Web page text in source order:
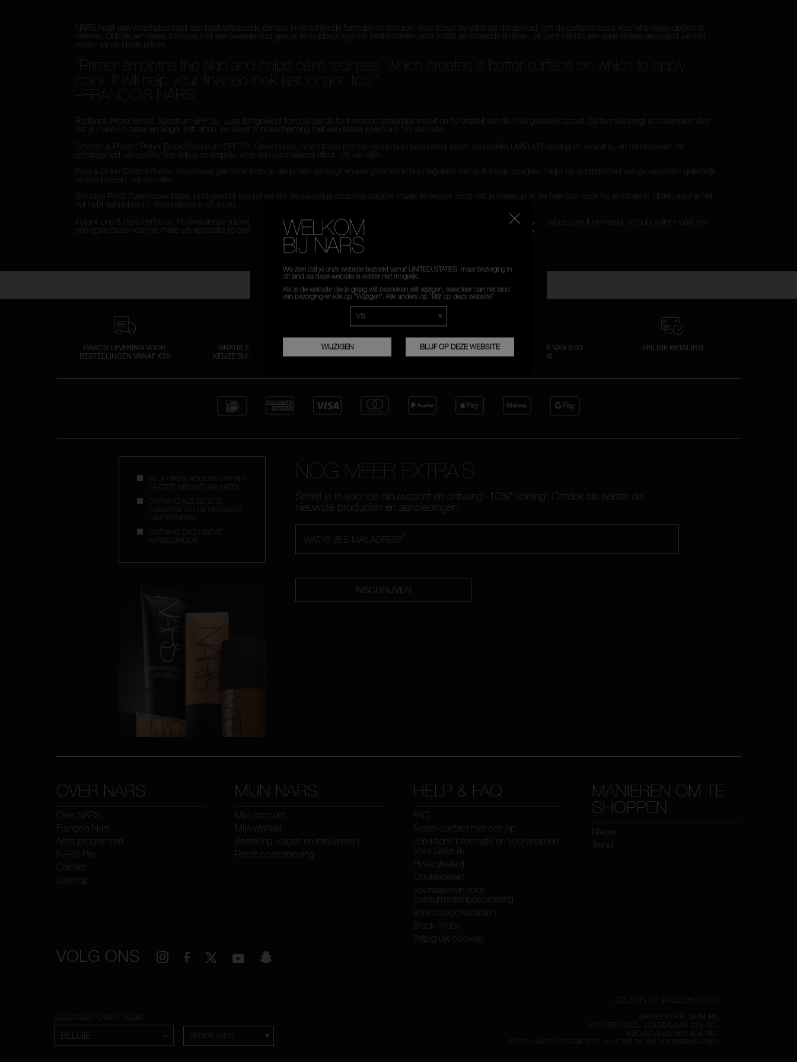
NARS heeft een verscheidenheid aan bestverkopende primers in verschillende formules en texturen, voor zowel de vette als droge huid, om de perfecte basis voor elke make-uplook te
creëren. Ontdek een reeks formules met een tweede huid gevoel en huidverzorgende bestanddelen voor matte en stralende finishes. Je bent slechts een paar klikken verwijderd van het
vinden van je ideale primer.
“Primer smooths the skin and helps calm redness, which creates a better surface on which to apply
color. It will help your finished look last longer, too.”
–FRANÇOIS NARS
Radiance Primer Broad Spectrum SPF 35: Luxe lichtgewicht formule die de teint meteen stralender maakt en de vitaliteit van de huid geleidelijk boost. De formule zorgt er bovendien voor
dat je make-up beter en langer blijft zitten, en bevat zonbescherming met een breed spectrum. Vrij van oliën.
Smooth & Protect Primer Broad Spectrum SPF 50: Gewichtloze, onzichtbare formule die de huid beschermt tegen schadelijke UVA/UVB-straling en vervuiling, en minimaliseert de
zichtbaarheid van poriën, fijne lijntjes en rimpels, voor een gladmakend effect. Vrij van oliën.
Pore & Shine Control Primer: Innovatieve gelcrème formule die poriën vervaagt en een glimmende huid reguleert met soft-focus poeders. Helpt de zichtbaarheid van grove poriën geleidelijk
te verminderen. Vrij van oliën.
Smudge Proof Eyeshadow Base: Lichtgewicht eye primer die de gevoelige oogzone gladder maakt en ervoor zorgt dat je make-up er de hele dag door fris en stralend uitziet, alsof je het
net hebt aangebracht. Beschikbaar in vijf tinten.
Instant Line & Pore Perfector: Poriënvullende microbolletjes die het huidoppervlak meteen gladder maken, terwijl hyaluronzuur lijntjes en rimpeltjes opvult en maakt de huid voller maakt om
een egale basis voor de make-up applicatie te creëren.
GRATIS LEVERING VOOR
BESTELLINGEN VANAF €30
GRATIS 2 SAMPLES NAAR
KEUZE BIJ ELKE BESTELLING
GRATIS RETOUR
KLANTENSERVICE VAN 9:00
TOT 18:00
VEILIGE BETALING
BLIJF OP DE HOOGTE VAN HET
LAATSTE NIEUWS VAN NARS
ONTVANG ALS EERSTE
TOEGANG TOT DE NIEUWSTE
LANCERINGEN
ONTVANG EXCLUSIEVE
AANBIEDINGEN
NOG MEER EXTRA'S
Schrijf je in voor de nieuwsbrief en ontvang -10%* korting! Ontdek als eerste de
nieuwste producten en aanbiedingen.
*
WAT IS JE E-MAILADRES?
INSCHRIJVEN
OVER NARS
Over NARS
François Nars
Artist programma
NARS Pro
Carrière
Sitemap
MIJN NARS
Mijn account
Mijn wishlist
Bestelling volgen en retourneren
Recht op herroeping
HELP & FAQ
FAQ
Neem contact met ons op
Juridische Informatie en Voorwaarden
Voor Gebruik
Privacybeleid
Cookiebeleid
Voorwaarden voor
consumentenbeoordeling
Verkoopvoorwaarden
Black Friday
Wijzig uw cookies
MANIEREN OM TE
SHOPPEN
Nieuw
Trend
VOLG ONS
SELECTEER LAND / REGIO
BEL ONS OP +442038100750
SHISEIDO BELGIUM BV,
1050 BRUSSEL, LOUIZALAAN 326 /60,
KBO/BTW BE 860 654 967
NARS COSMETICS. ALLE RECHTEN VOORBEHOUDEN
Selecteer
je taal
FRANÇAIS NEDERLANDS
WELKOM
BIJ NARS
We zien dat je onze website bezoekt vanuit UNITED.STATES, maar bezorging in
dit land via deze website is echter niet mogelijk.
Als je de website die je graag wilt bezoeken wilt wijzigen, selecteer dan het land
van bezorging en klik op “Wijzigen”. Klik anders op “Blijf op deze website”.
WIJZIGEN BLIJF OP DEZE WEBSITE